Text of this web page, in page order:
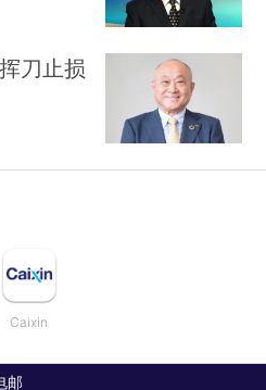
刀止损
Caixin
邮